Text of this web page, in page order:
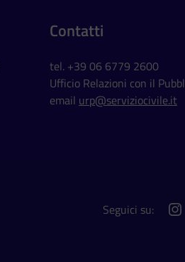
Contatti
tel. +39 06 6779 2600
Ufficio Relazioni con il
email urp@serviziocivile.it
Seguici su: